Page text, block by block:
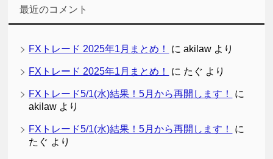
最近のコメント
FXトレード 2025年1月まとめ！ にakilaw より
FXトレード 2025年1月まとめ！ に たぐ より
FXトレード5/1(水)結果！5月から再開します！
に
akilaw より
FXトレード5/1(水)結果！5月から再開します！
に
たぐ より